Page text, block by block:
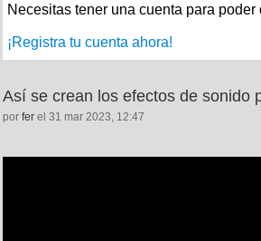
Necesitas tener una cuenta para poder
¡Registra tu cuenta ahora!
Así se crean los efectos de sonido
por fer el 31 mar 2023, 12:47